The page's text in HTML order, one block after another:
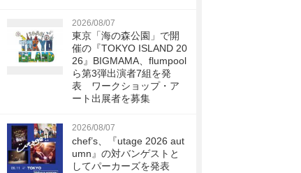
2026/08/07
東京「海の森公園」で開
催の『TOKYO ISLAND 20
26』BIGMAMA、flumpool
ら第3弾出演者7組を発
表 ワークショップ・ア
ート出展者を募集
2026/08/07
chef’s、『utage 2026 aut
umn』の対バンゲストと
してパーカーズを発表